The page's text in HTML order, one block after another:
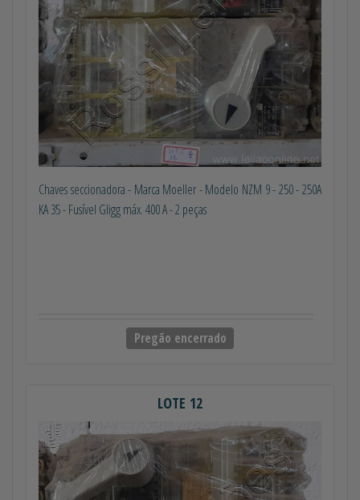
Chaves seccionadora - Marca Moeller - Modelo NZM 9 - 250 - 250A
KA 35 - Fusível Gligg máx. 400 A - 2 peças
Pregão encerrado
LOTE 12